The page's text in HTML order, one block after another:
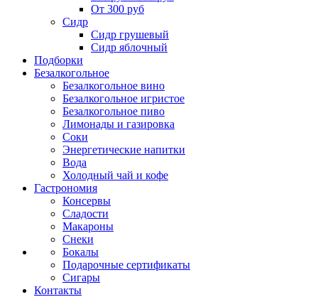
От 300 руб
Сидр
Сидр грушевый
Сидр яблочный
Подборки
Безалкогольное
Безалкогольное вино
Безалкогольное игристое
Безалкогольное пиво
Лимонады и газировка
Соки
Энергетические напитки
Вода
Холодный чай и кофе
Гастрономия
Консервы
Сладости
Макароны
Снеки
Бокалы
Подарочные сертификаты
Сигары
Контакты